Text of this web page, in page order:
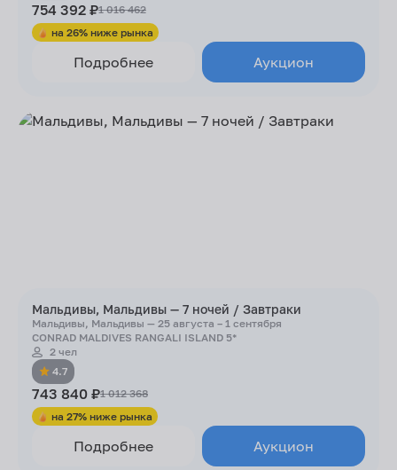
754 392 ₽1 016 462
на 26% ниже рынка
Подробнее Аукцион
Мальдивы, Мальдивы — 7 ночей / Завтраки
Мальдивы, Мальдивы — 25 августа – 1 сентября
CONRAD MALDIVES RANGALI ISLAND 5*
2 чел
4.7
743 840 ₽1 012 368
на 27% ниже рынка
Подробнее Аукцион